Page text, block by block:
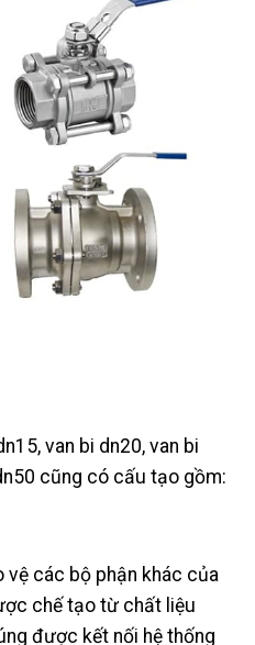
van bi dn20, van bi
cũng có cấu tạo gồm:
vệ các bộ phận khác của
chế tạo từ chất liệu
được kết nối hệ thống